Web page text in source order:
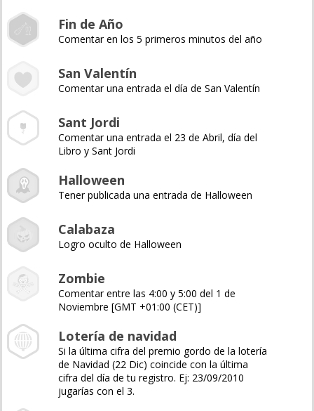
Fin de Año
Comentar en los 5 primeros minutos del año
San Valentín
Comentar una entrada el día de San Valentín
Sant Jordi
Comentar una entrada el 23 de Abril, día del
Libro y Sant Jordi
Halloween
Tener publicada una entrada de Halloween
Calabaza
Logro oculto de Halloween
Zombie
Comentar entre las 4:00 y 5:00 del 1 de
Noviembre [GMT +01:00 (CET)]
Lotería de navidad
Si la última cifra del premio gordo de la lotería
de Navidad (22 Dic) coincide con la última
cifra del día de tu registro. Ej: 23/09/2010
jugarías con el 3.